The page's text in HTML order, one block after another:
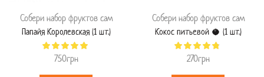
Собери набор фруктов сам
Папайя Королевская (1 шт.)
750грн
Собери набор фруктов сам
Кокос питьевой 🥥 (1 шт.)
270грн